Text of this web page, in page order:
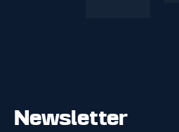
Newsletter